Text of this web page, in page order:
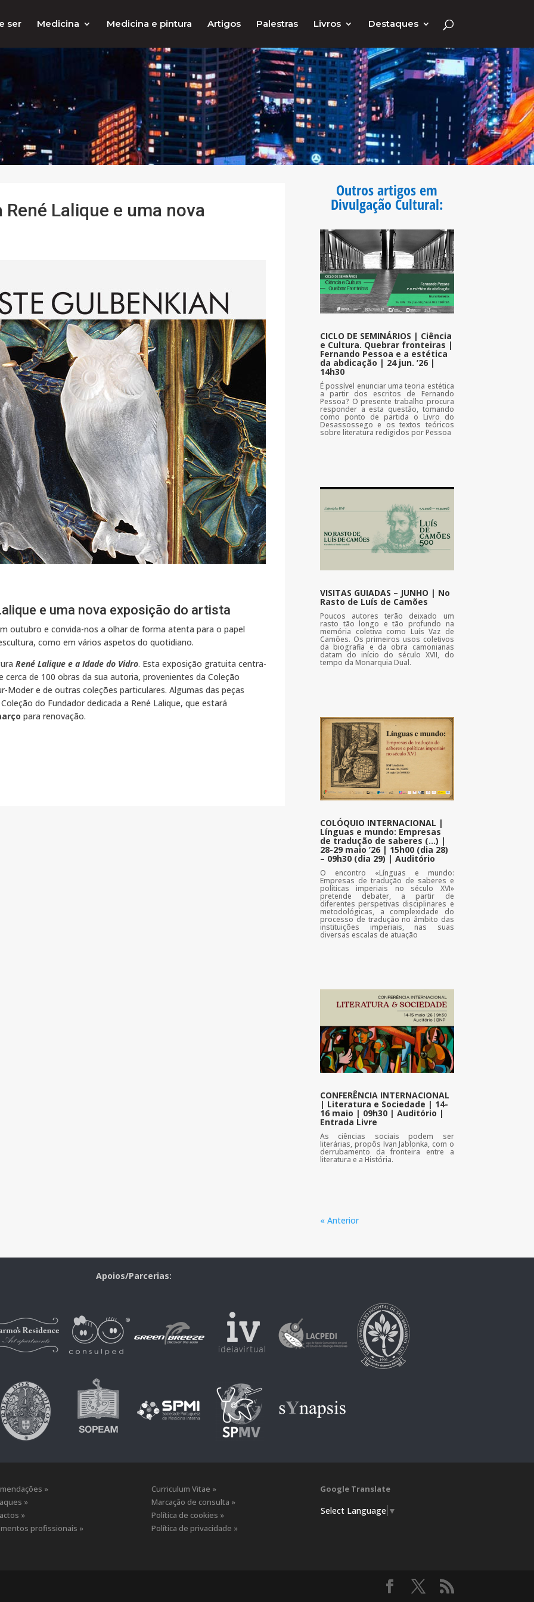
ser Medicina Medicina e pintura Artigos Palestras Livros Destaques
René Lalique e uma nova
e uma nova exposição do artista
outubro e convida-nos a olhar de forma atenta para o papel
como em vários aspetos do quotidiano.
René Lalique e a Idade do Vidro. Esta exposição gratuita centra-
de 100 obras da sua autoria, provenientes da Coleção
Moder e de outras coleções particulares. Algumas das peças
do Fundador dedicada a René Lalique, que estará
para renovação.
Outros artigos em
Divulgação Cultural:
CICLO DE SEMINÁRIOS | Ciência
e Cultura. Quebrar fronteiras |
Fernando Pessoa e a estética
da abdicação | 24 jun. ’26 |
14h30
É possível enunciar uma teoria estética
a partir dos escritos de Fernando
Pessoa? O presente trabalho procura
responder a esta questão, tomando
como ponto de partida o Livro do
Desassossego e os textos teóricos
sobre literatura redigidos por Pessoa
VISITAS GUIADAS – JUNHO | No
Rasto de Luís de Camões
Poucos autores terão deixado um
rasto tão longo e tão profundo na
memória coletiva como Luís Vaz de
Camões. Os primeiros usos coletivos
da biografia e da obra camonianas
datam do início do século XVII, do
tempo da Monarquia Dual.
COLÓQUIO INTERNACIONAL |
Línguas e mundo: Empresas
de tradução de saberes (…) |
28-29 maio ’26 | 15h00 (dia 28)
– 09h30 (dia 29) | Auditório
O encontro «Línguas e mundo:
Empresas de tradução de saberes e
políticas imperiais no século XVI»
pretende debater, a partir de
diferentes perspetivas disciplinares e
metodológicas, a complexidade do
processo de tradução no âmbito das
instituições imperiais, nas suas
diversas escalas de atuação
CONFERÊNCIA INTERNACIONAL
| Literatura e Sociedade | 14-
16 maio | 09h30 | Auditório |
Entrada Livre
As ciências sociais podem ser
literárias, propôs Ivan Jablonka, com o
derrubamento da fronteira entre a
literatura e a História.
« Anterior
Apoios/Parcerias:
»
»
»
profissionais »
Curriculum Vitae »
Marcação de consulta »
Política de cookies »
Política de privacidade »
Google Translate
Select Language ▼